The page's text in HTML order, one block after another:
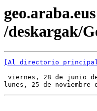
/deskargak/
[Al directorio
viernes, 28 de junio
lunes, 25 de